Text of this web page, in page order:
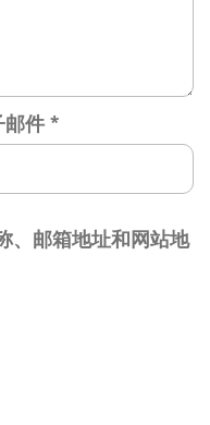
邮件 *
、邮箱地址和网站地